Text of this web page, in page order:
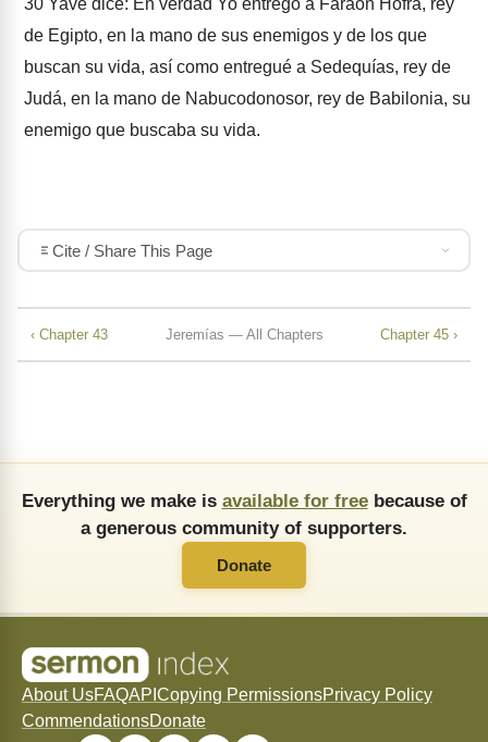
30 Yavé dice: En verdad Yo entrego a Faraón Hofra, rey
de Egipto, en la mano de sus enemigos y de los que
buscan su vida, así como entregué a Sedequías, rey de
Judá, en la mano de Nabucodonosor, rey de Babilonia, su
enemigo que buscaba su vida.
Cite / Share This Page
‹ Chapter 43 Jeremías — All Chapters Chapter 45 ›
Everything we make is available for freebecause of
a generous community of supporters.
Donate
About UsFAQAPI Copying PermissionsPrivacy Policy
CommendationsDonate